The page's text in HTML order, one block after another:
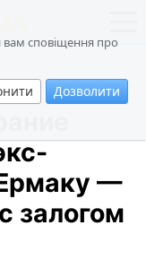
вам сповіщення про
Дозволити
—
залогом